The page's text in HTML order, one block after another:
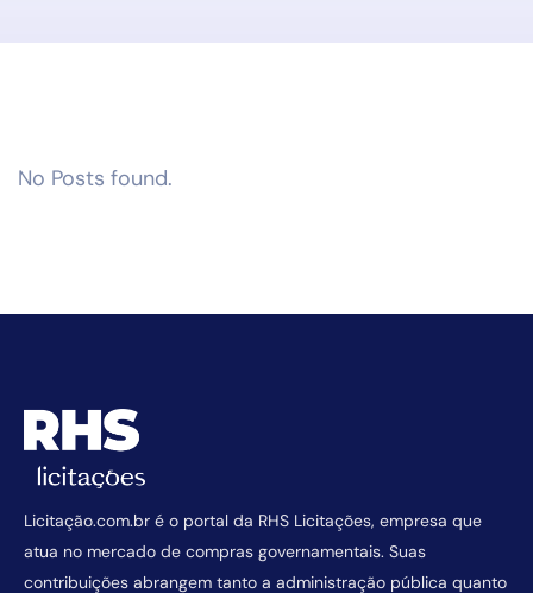
No Posts found.
Licitação.com.br é o portal da RHS Licitações, empresa que
atua no mercado de compras governamentais. Suas
contribuições abrangem tanto a administração pública quanto